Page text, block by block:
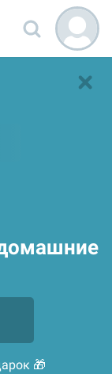
🎁